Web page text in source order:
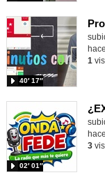
40′ 17″
1
02′ 01″
3